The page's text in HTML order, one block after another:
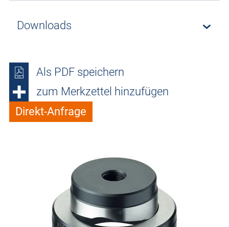
Downloads
Als PDF speichern
zum Merkzettel hinzufügen
Direkt-Anfrage